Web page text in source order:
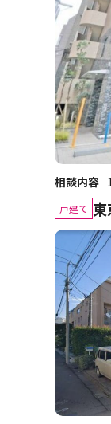
相談内容
戸建て